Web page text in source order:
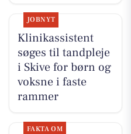
JOBNYT
Klinikassistent
søges til tandpleje
i Skive for børn og
voksne i faste
rammer
FAKTA OM